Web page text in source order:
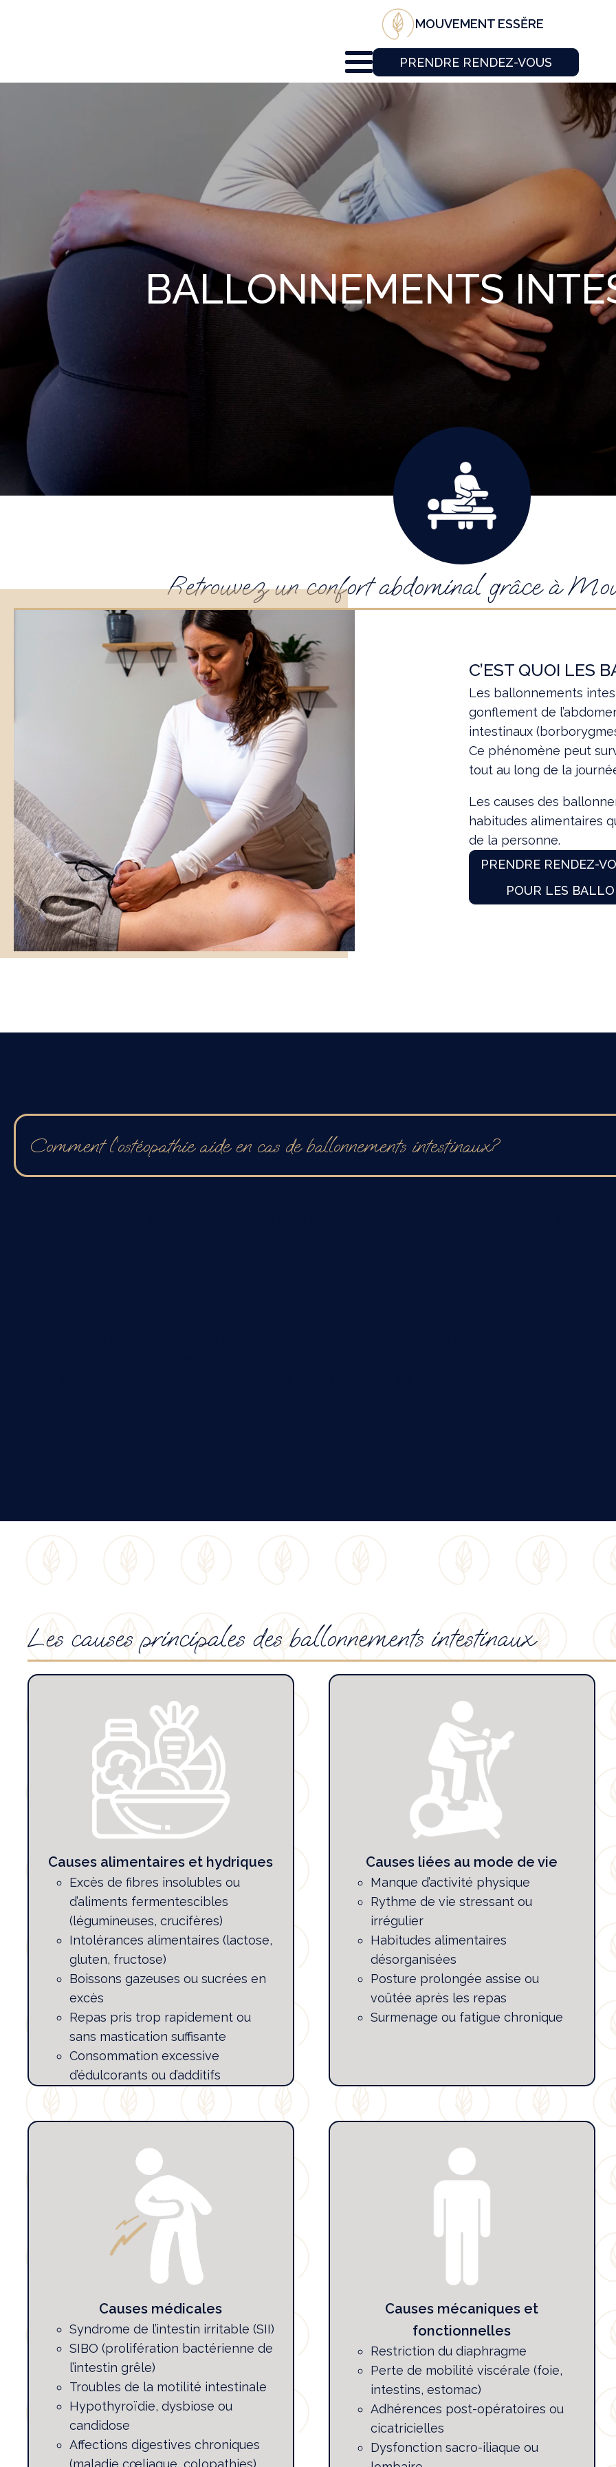
MOUVEMENT ESSĔRE
PRENDRE RENDEZ-VOUS
BALLONNEMENTS
Retrouvez un confort abdominal grâce à
C’EST QUOI LES
Les ballonnements
gonflement de
intestinaux
Ce phénomène peut
tout au long de la
Les causes des
habitudes alimentaires
de la personne.
PRENDRE RENDEZ-
POUR LES
Comment l’ostéopathie aide en cas de ballonnements intestinaux?
Les causes principales des ballonnements intestinaux
Causes alimentaires et hydriques
Excès de fibres insolubles ou
d’aliments fermentescibles
(légumineuses, crucifères)
Intolérances alimentaires (lactose,
gluten, fructose)
Boissons gazeuses ou sucrées en
excès
Repas pris trop rapidement ou
sans mastication suffisante
Consommation excessive
d’édulcorants ou d’additifs
Causes liées au mode de vie
Manque d’activité physique
Rythme de vie stressant ou
irrégulier
Habitudes alimentaires
désorganisées
Posture prolongée assise ou
voûtée après les repas
Surmenage ou fatigue chronique
Causes médicales
Syndrome de l’intestin irritable (SII)
SIBO (prolifération bactérienne de
l’intestin grêle)
Troubles de la motilité intestinale
Hypothyroïdie, dysbiose ou
candidose
Affections digestives chroniques
(maladie cœliaque, colopathies)
Causes mécaniques et
fonctionnelles
Restriction du diaphragme
Perte de mobilité viscérale (foie,
intestins, estomac)
Adhérences post-opératoires ou
cicatricielles
Dysfonction sacro-iliaque ou